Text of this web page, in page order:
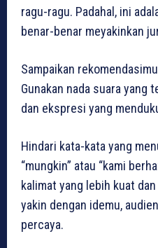
ragu-ragu. Padahal, ini
benar-benar meyakinkan
Sampaikan
Gunakan nada suara yang
dan ekspresi yang
Hindari kata-kata yang
“mungkin” atau “kami
kalimat yang lebih kuat
yakin dengan idemu,
percaya.